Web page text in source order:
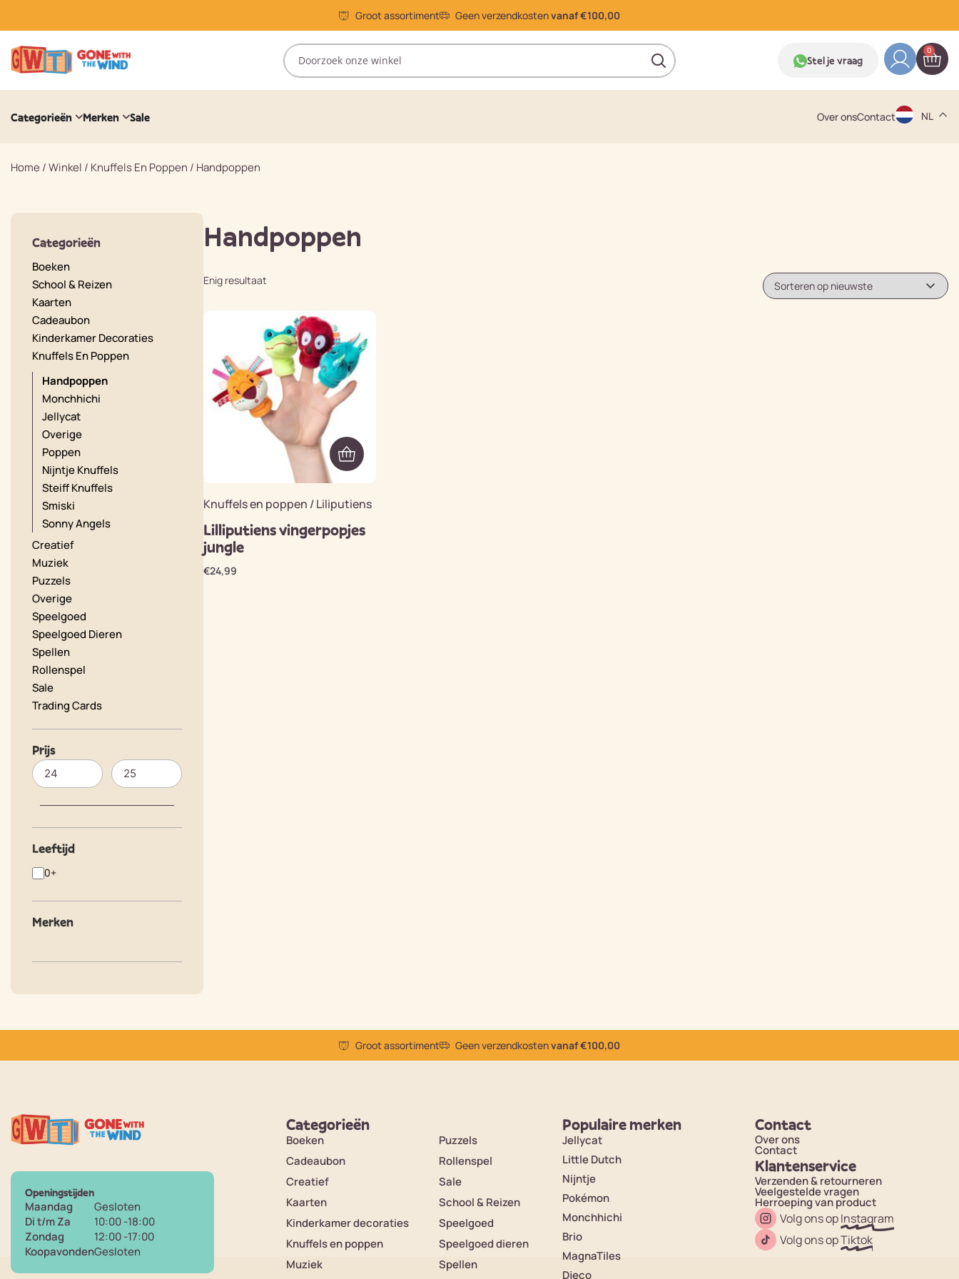
Groot assortiment Geen verzendkostenvanaf €100,00
Stel je vraag
0
Categorieën Merken Sale Over onsContact NL
Home /Winkel / Knuffels En Poppen / Handpoppen
Categorieën
Boeken
School & Reizen
Kaarten
Cadeaubon
Kinderkamer Decoraties
Knuffels En Poppen
Handpoppen
Monchhichi
Jellycat
Overige
Poppen
Nijntje Knuffels
Steiff Knuffels
Smiski
Sonny Angels
Creatief
Muziek
Puzzels
Overige
Speelgoed
Speelgoed Dieren
Spellen
Rollenspel
Sale
Trading Cards
Prijs
Leeftijd
0+
Merken
Handpoppen
Enig resultaat
Knuffels en poppen / Liliputiens
Lilliputiens vingerpopjes
jungle
€24,99
Groot assortiment Geen verzendkostenvanaf €100,00
Openingstijden
Maandag
Di t/m Za
Zondag
Koopavonden
Gesloten
10:00 -18:00
12:00 -17:00
Gesloten
Categorieën
Boeken
Cadeaubon
Creatief
Kaarten
Kinderkamer decoraties
Knuffels en poppen
Muziek
Puzzels
Rollenspel
Sale
School & Reizen
Speelgoed
Speelgoed dieren
Spellen
Populaire merken
Jellycat
Little Dutch
Nijntje
Pokémon
Monchhichi
Brio
MagnaTiles
Djeco
Contact
Over ons
Contact
Klantenservice
Verzenden & retourneren
Veelgestelde vragen
Herroeping van product
Volg ons opInstagram
Volg ons opTiktok